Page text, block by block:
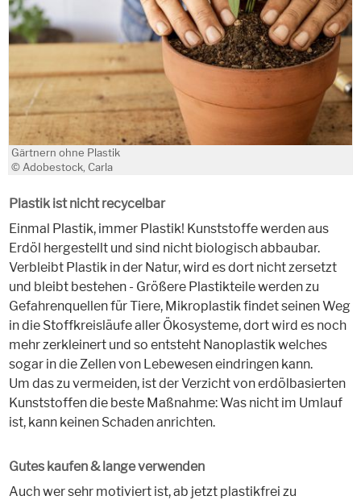
Gärtnern ohne Plastik
© Adobestock, Carla
Plastik ist nicht recycelbar
Einmal Plastik, immer Plastik! Kunststoffe werden aus
Erdöl hergestellt und sind nicht biologisch abbaubar.
Verbleibt Plastik in der Natur, wird es dort nicht zersetzt
und bleibt bestehen - Größere Plastikteile werden zu
Gefahrenquellen für Tiere, Mikroplastik findet seinen Weg
in die Stoffkreisläufe aller Ökosysteme, dort wird es noch
mehr zerkleinert und so entsteht Nanoplastik welches
sogar in die Zellen von Lebewesen eindringen kann.
Um das zu vermeiden, ist der Verzicht von erdölbasierten
Kunststoffen die beste Maßnahme: Was nicht im Umlauf
ist, kann keinen Schaden anrichten.
Gutes kaufen & lange verwenden
Auch wer sehr motiviert ist, ab jetzt plastikfrei zu